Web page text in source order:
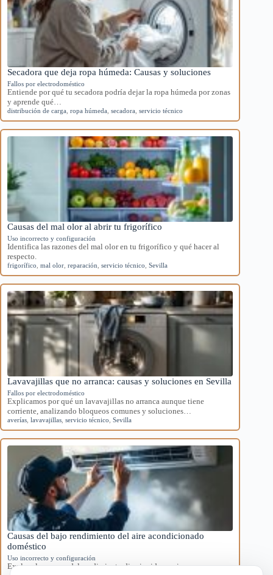
Secadora que deja ropa húmeda: Causas y soluciones
Fallos por electrodoméstico
Entiende por qué tu secadora podría dejar la ropa húmeda por zonas
y aprende qué…
distribución de carga ropa húmeda secadora servicio técnico
Causas del mal olor al abrir tu frigorífico
Uso incorrecto y configuración
Identifica las razones del mal olor en tu frigorífico y qué hacer al
respecto.
frigorífico mal olor reparación servicio técnico Sevilla
Lavavajillas que no arranca: causas y soluciones en Sevilla
Fallos por electrodoméstico
Explicamos por qué un lavavajillas no arranca aunque tiene
corriente, analizando bloqueos comunes y soluciones…
averías lavavajillas servicio técnico Sevilla
Causas del bajo rendimiento del aire acondicionado
doméstico
Uso incorrecto y configuración
Explora las causas del rendimiento disminuido en aires